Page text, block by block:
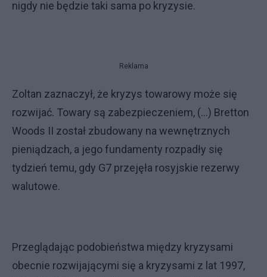
nigdy nie będzie taki sama po kryzysie.
Reklama
Zoltan zaznaczył, że kryzys towarowy może się
rozwijać. Towary są zabezpieczeniem, (...) Bretton
Woods II został zbudowany na wewnętrznych
pieniądzach, a jego fundamenty rozpadły się
tydzień temu, gdy G7 przejęła rosyjskie rezerwy
walutowe.
Przeglądając podobieństwa między kryzysami
obecnie rozwijającymi się a kryzysami z lat 1997,